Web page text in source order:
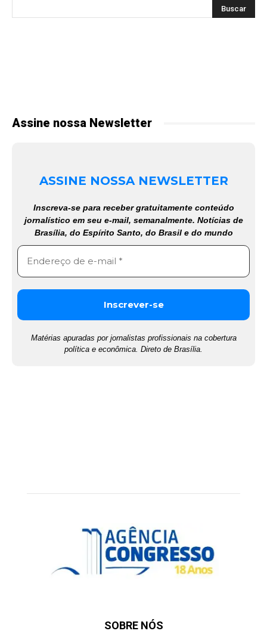
Assine nossa Newsletter
ASSINE NOSSA NEWSLETTER
Inscreva-se para receber gratuitamente conteúdo
jornalístico em seu e-mail, semanalmente. Notícias de
Brasília, do Espírito Santo, do Brasil e do mundo
Matérias apuradas por jornalistas profissionais na cobertura
política e econômica. Direto de Brasília.
SOBRE NÓS